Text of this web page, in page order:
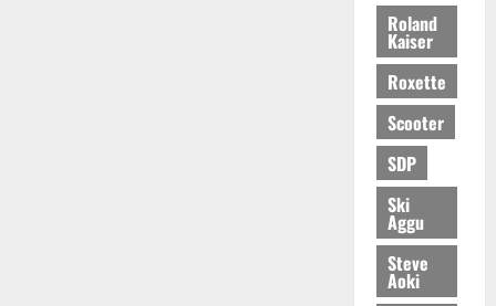
Roland
Kaiser
Roxette
Scooter
SDP
Ski
Aggu
Steve
Aoki